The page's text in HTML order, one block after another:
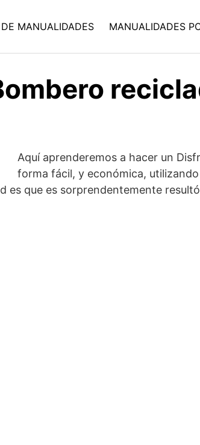
MANUALIDADES MANUALIDADES
Aquí aprenderemos a hacer un
forma fácil, y económica,
es que es sorprendentemente